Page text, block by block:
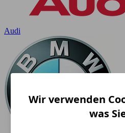
Audi
Wir verwenden
was